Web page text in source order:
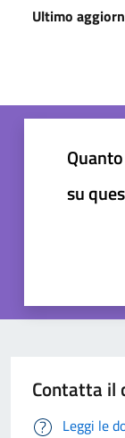
Ultimo
su
Contatta il
Leggi le